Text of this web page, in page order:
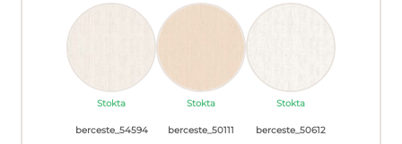
Stokta Stokta Stokta
berceste_54594 berceste_50111 berceste_50612